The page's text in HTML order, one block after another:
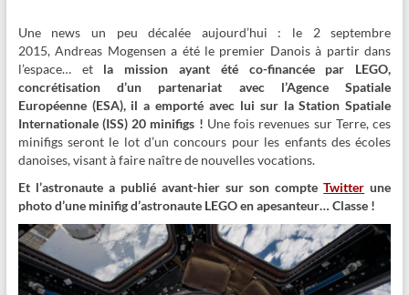
Une news un peu décalée aujourd’hui : le 2 septembre
2015, Andreas Mogensen a été le premier Danois à partir dans
l’espace… et la mission ayant été co-financée par LEGO,
concrétisation d’un partenariat avec l’Agence Spatiale
Européenne (ESA), il a emporté avec lui sur la Station Spatiale
Internationale (ISS) 20 minifigs ! Une fois revenues sur Terre, ces
minifigs seront le lot d’un concours pour les enfants des écoles
danoises, visant à faire naître de nouvelles vocations.
Et l’astronaute a publié avant-hier sur son compteTwitter une
photo d’une minifig d’astronaute LEGO en apesanteur… Classe !